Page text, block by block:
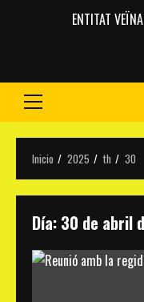
ENTITAT
Menú
Inicio 2025 th 30
Día: 30 de abril